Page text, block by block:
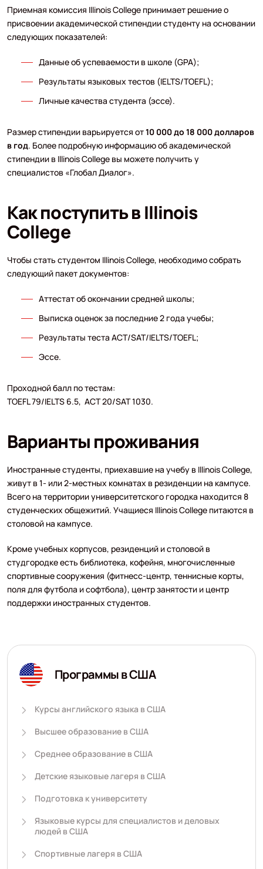
Приемная комиссия Illinois College принимает решение о
присвоении академической стипендии студенту на основании
следующих показателей:
Данные об успеваемости в школе (GPA);
Результаты языковых тестов (IELTS/TOEFL);
Личные качества студента (эссе).
Размер стипендии варьируется от10 000 до 18 000 долларов
в год. Более подробную информацию об академической
стипендии в Illinois College вы можете получить у
специалистов «Глобал Диалог».
Как поступить в Illinois
College
Чтобы стать студентом Illinois College, необходимо собрать
следующий пакет документов:
Аттестат об окончании средней школы;
Выписка оценок за последние 2 года учебы;
Результаты теста ACT/SAT/IELTS/TOEFL;
Эссе.
Проходной балл по тестам:
TOEFL 79/IELTS 6.5, ACT 20/SAT 1030.
Варианты проживания
Иностранные студенты, приехавшие на учебу в Illinois College,
живут в 1- или 2-местных комнатах в резиденции на кампусе.
Всего на территории университетского городка находится 8
студенческих общежитий. Учащиеся Illinois College питаются в
столовой на кампусе.
Кроме учебных корпусов, резиденций и столовой в
студгородке есть библиотека, кофейня, многочисленные
спортивные сооружения (фитнесс-центр, теннисные корты,
поля для футбола и софтбола), центр занятости и центр
поддержки иностранных студентов.
Программы в США
Курсы английского языка в США
Высшее образование в США
Среднее образование в США
Детские языковые лагеря в США
Подготовка к университету
Языковые курсы для специалистов и деловых
людей в США
Спортивные лагеря в США